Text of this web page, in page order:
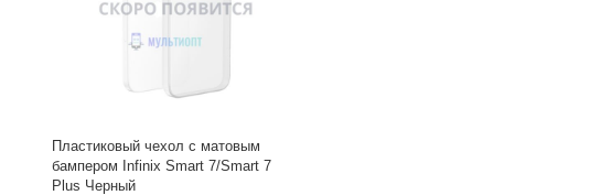
Пластиковый чехол с матовым
бампером Infinix Smart 7/Smart 7
Plus Черный